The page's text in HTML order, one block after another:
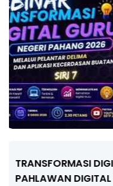
MAJLIS ANUGERAH
PENDIDIKAN -